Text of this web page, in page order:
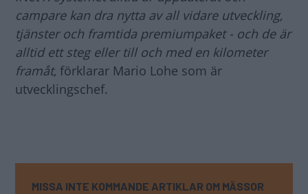
campare kan dra nytta av all vidare utveckling,
tjänster och framtida premiumpaket - och de är
alltid ett steg eller till och med en kilometer
framåt, förklarar Mario Lohe som är
utvecklingschef.
MISSA INTE KOMMANDE ARTIKLAR OM MÄSSOR